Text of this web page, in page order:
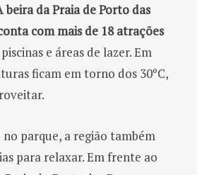
beira da Praia de Porto das
com mais de 18 atrações
e áreas de lazer. Em
ficam em torno dos 30ºC,
parque, a região também
para relaxar. Em frente ao